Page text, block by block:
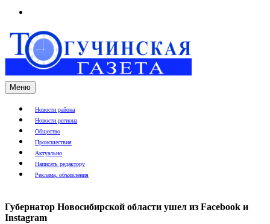
Меню
Новости района
Новости региона
Общество
Происшествия
Актуально
Написать редактору
Реклама, объявления
Губернатор Новосибирской области ушел из Facebook и
Instagram